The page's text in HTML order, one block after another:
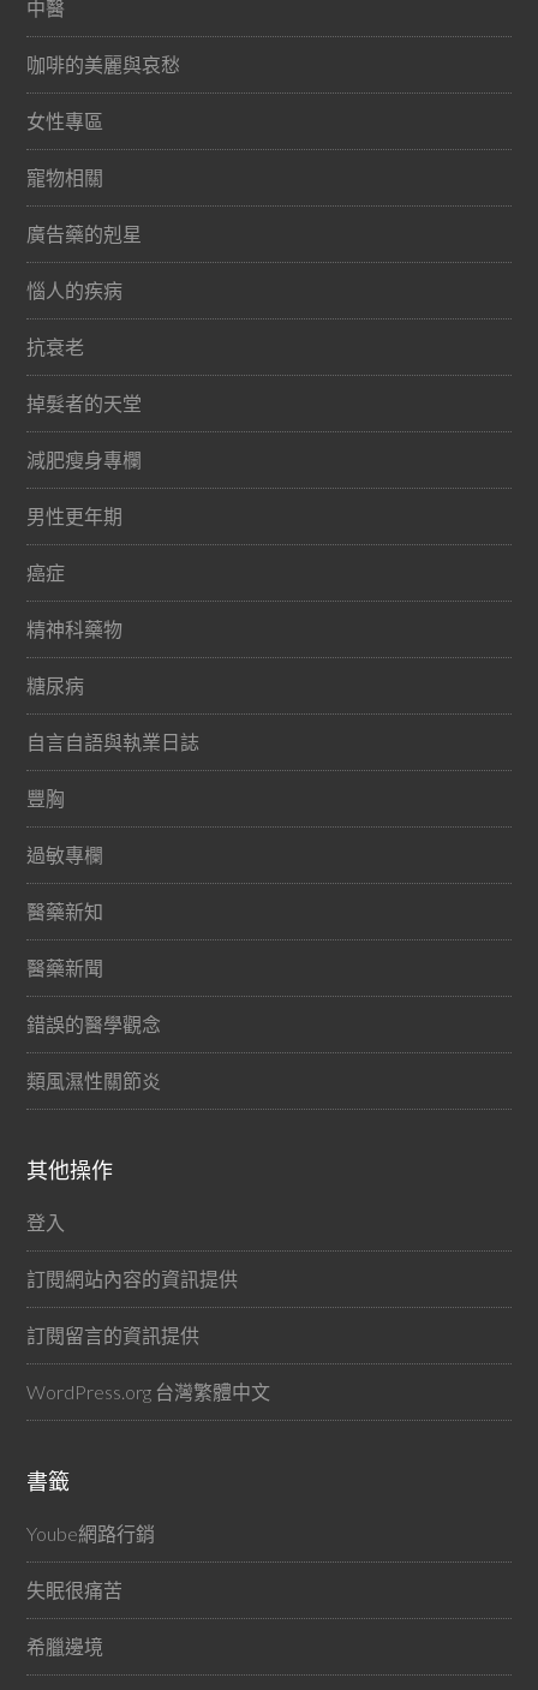
中醫
咖啡的美麗與哀愁
女性專區
寵物相關
廣告藥的剋星
惱人的疾病
抗衰老
掉髮者的天堂
減肥瘦身專欄
男性更年期
癌症
精神科藥物
糖尿病
自言自語與執業日誌
豐胸
過敏專欄
醫藥新知
醫藥新聞
錯誤的醫學觀念
類風濕性關節炎
其他操作
登入
訂閱網站內容的資訊提供
訂閱留言的資訊提供
WordPress.org 台灣繁體中文
書籤
Yoube網路行銷
失眠很痛苦
希臘邊境